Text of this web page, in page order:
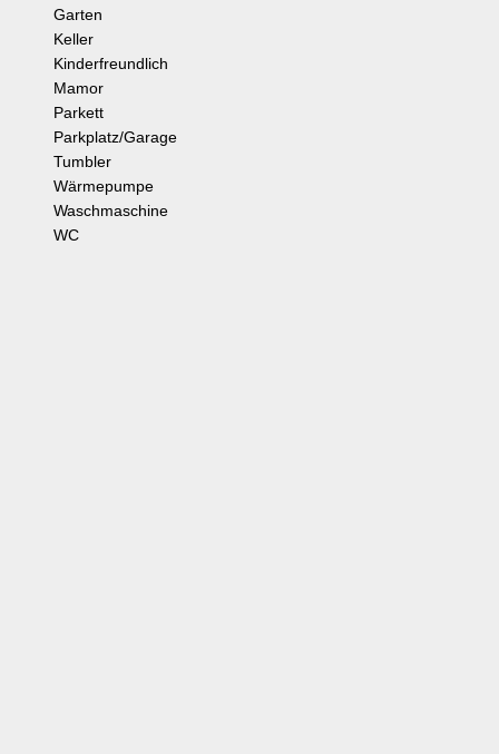
Garten
Keller
Kinderfreundlich
Mamor
Parkett
Parkplatz/Garage
Tumbler
Wärmepumpe
Waschmaschine
WC